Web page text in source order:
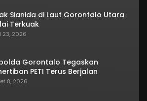
Sianida di Laut Gorontalo Utara
Terkuak
23, 2026
Gorontalo Tegaskan
PETI Terus Berjalan
8, 2026